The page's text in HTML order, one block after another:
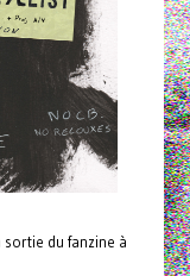
sortie du fanzine à